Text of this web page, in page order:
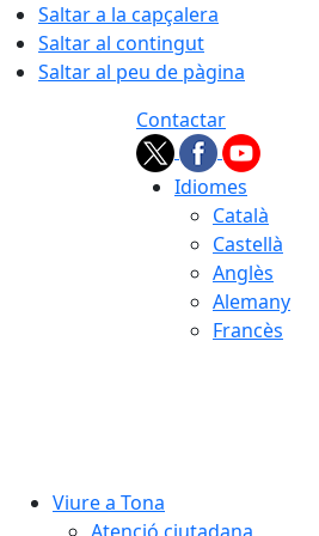
Saltar a la capçalera
Saltar al contingut
Saltar al peu de pàgina
Contactar
Idiomes
Català
Castellà
Anglès
Alemany
Francès
Viure a Tona